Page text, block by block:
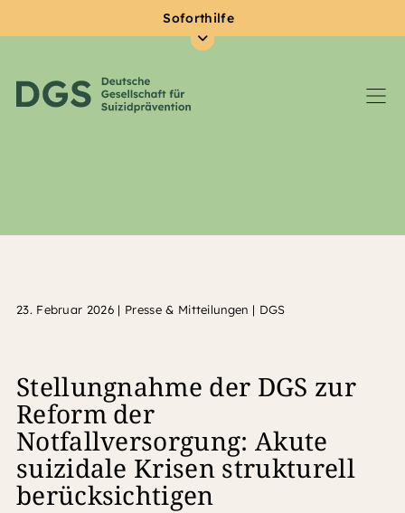
Soforthilfe
23. Februar 2026 | Presse & Mitteilungen | DGS
Stellungnahme der DGS zur
Reform der
Notfallversorgung: Akute
suizidale Krisen strukturell
berücksichtigen